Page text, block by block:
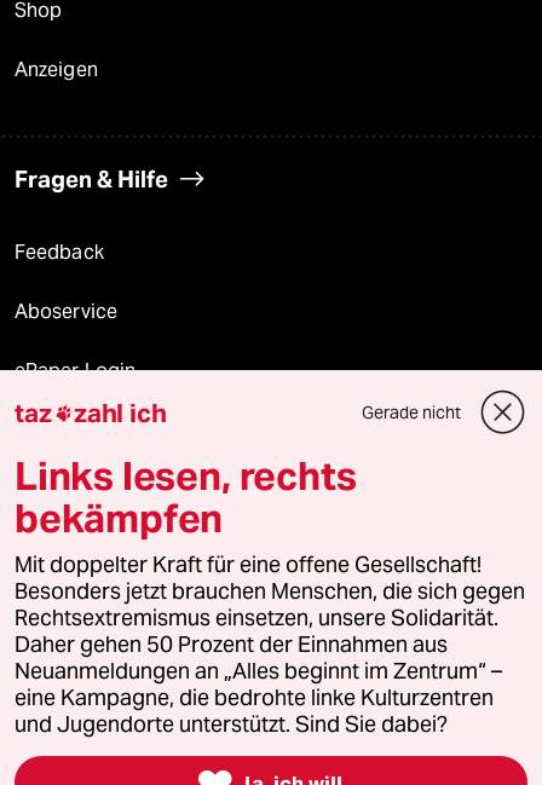
Shop
Anzeigen
Fragen & Hilfe
Feedback
Aboservice
ePaper Login
Downloads für Abonnierende
© 2026 taz Verlags und Vertriebs GmbH
Alle Rechte vorbehalten. Bei rechtlichen Fragen oder für Genehmigungen
wenden Sie sich bitte an
lizenzen@taz.de
Feedback Redaktionsstatut Kommune-Richtlinien
Leitlinie Informant Datenschutz Impressum AGB
Seitenwende Einwilligungen widerrufen (Ads)
taz zahl ich Gerade nicht
Links lesen, rechts
bekämpfen
Mit doppelter Kraft für eine offene Gesellschaft!
Besonders jetzt brauchen Menschen, die sich gegen
Rechtsextremismus einsetzen, unsere Solidarität.
Daher gehen 50 Prozent der Einnahmen aus
Neuanmeldungen an „Alles beginnt im Zentrum“ –
eine Kampagne, die bedrohte linke Kulturzentren
und Jugendorte unterstützt. Sind Sie dabei?